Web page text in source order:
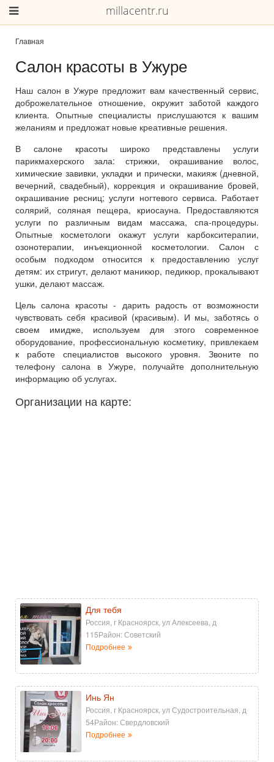
millacentr.ru
Главная
Салон красоты в Ужуре
Наш салон в Ужуре предложит вам качественный сервис,
доброжелательное отношение, окружит заботой каждого
клиента. Опытные специалисты прислушаются к вашим
желаниям и предложат новые креативные решения.
В салоне красоты широко представлены услуги
парикмахерского зала: стрижки, окрашивание волос,
химические завивки, укладки и прически, макияж (дневной,
вечерний, свадебный), коррекция и окрашивание бровей,
окрашивание ресниц; услуги ногтевого сервиса. Работает
солярий, соляная пещера, криосауна. Предоставляются
услуги по различным видам массажа, спа-процедуры.
Опытные косметологи окажут услуги карбокситерапии,
озонотерапии, инъекционной косметологии. Салон с
особым подходом относится к предоставлению услуг
детям: их стригут, делают маникюр, педикюр, прокалывают
ушки, делают массаж.
Цель салона красоты - дарить радость от возможности
чувствовать себя красивой (красивым). И мы, заботясь о
своем имидже, используем для этого современное
оборудование, профессиональную косметику, привлекаем
к работе специалистов высокого уровня. Звоните по
телефону салона в Ужуре, получайте дополнительную
информацию об услугах.
Организации на карте:
Для тебя
Россия, г Красноярск, ул Алексеева, д
115Район: Советский
Подробнее
Инь Ян
Россия, г Красноярск, ул Судостроительная, д
54Район: Свердловский
Подробнее